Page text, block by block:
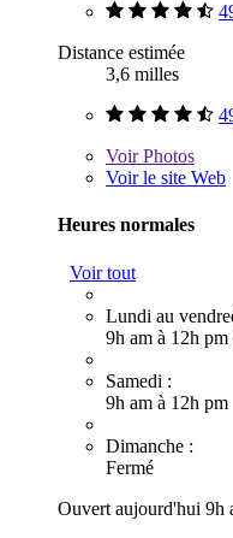
Distance estimée
3,6 milles
VoirPhotos
Voir le site Web
Heures normales
Voir tout
Lundi au
9h am à 12h pm
Samedi :
9h am à 12h pm
Dimanche :
Fermé
Ouvert aujourd'hui 9h